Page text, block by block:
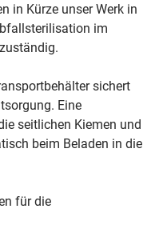
in Kürze unser Werk in
im
sichert
Eine
seitlichen Kiemen und
beim Beladen in die
für die